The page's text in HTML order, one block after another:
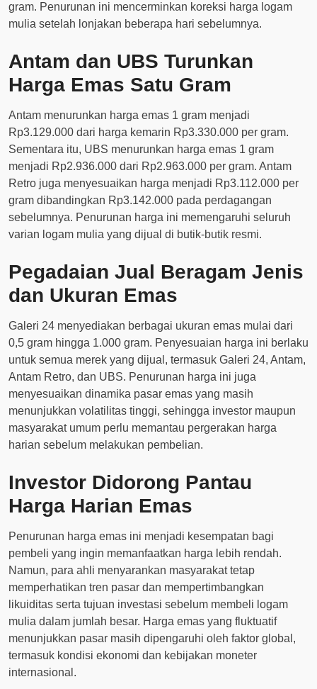
gram. Penurunan ini mencerminkan koreksi harga logam
mulia setelah lonjakan beberapa hari sebelumnya.
Antam dan UBS Turunkan
Harga Emas Satu Gram
Antam menurunkan harga emas 1 gram menjadi
Rp3.129.000 dari harga kemarin Rp3.330.000 per gram.
Sementara itu, UBS menurunkan harga emas 1 gram
menjadi Rp2.936.000 dari Rp2.963.000 per gram. Antam
Retro juga menyesuaikan harga menjadi Rp3.112.000 per
gram dibandingkan Rp3.142.000 pada perdagangan
sebelumnya. Penurunan harga ini memengaruhi seluruh
varian logam mulia yang dijual di butik-butik resmi.
Pegadaian Jual Beragam Jenis
dan Ukuran Emas
Galeri 24 menyediakan berbagai ukuran emas mulai dari
0,5 gram hingga 1.000 gram. Penyesuaian harga ini berlaku
untuk semua merek yang dijual, termasuk Galeri 24, Antam,
Antam Retro, dan UBS. Penurunan harga ini juga
menyesuaikan dinamika pasar emas yang masih
menunjukkan volatilitas tinggi, sehingga investor maupun
masyarakat umum perlu memantau pergerakan harga
harian sebelum melakukan pembelian.
Investor Didorong Pantau
Harga Harian Emas
Penurunan harga emas ini menjadi kesempatan bagi
pembeli yang ingin memanfaatkan harga lebih rendah.
Namun, para ahli menyarankan masyarakat tetap
memperhatikan tren pasar dan mempertimbangkan
likuiditas serta tujuan investasi sebelum membeli logam
mulia dalam jumlah besar. Harga emas yang fluktuatif
menunjukkan pasar masih dipengaruhi oleh faktor global,
termasuk kondisi ekonomi dan kebijakan moneter
internasional.